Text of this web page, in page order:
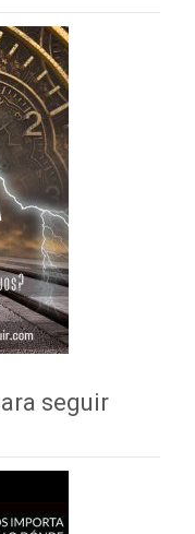
seguir